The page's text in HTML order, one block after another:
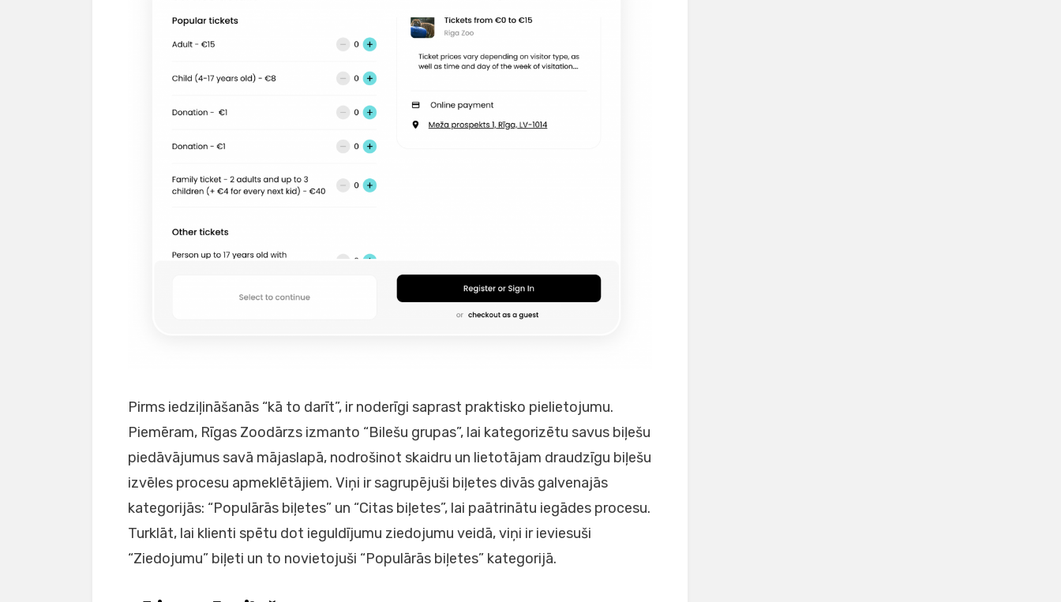
Pirms iedziļināšanās “kā to darīt”, ir noderīgi saprast praktisko pielietojumu.
Piemēram, Rīgas Zoodārzs izmanto “Bilešu grupas”, lai kategorizētu savus biļešu
piedāvājumus savā mājaslapā, nodrošinot skaidru un lietotājam draudzīgu biļešu
izvēles procesu apmeklētājiem. Viņi ir sagrupējuši biļetes divās galvenajās
kategorijās: “Populārās biļetes” un “Citas biļetes”, lai paātrinātu iegādes procesu.
Turklāt, lai klienti spētu dot ieguldījumu ziedojumu veidā, viņi ir ieviesuši
“Ziedojumu” biļeti un to novietojuši “Populārās biļetes” kategorijā.